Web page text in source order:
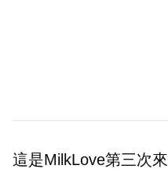
這是MilkLove第三次